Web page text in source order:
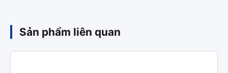
Sản phẩm liên quan